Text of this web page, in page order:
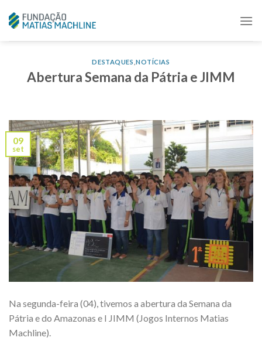
DESTAQUES ,NOTÍCIAS
Abertura Semana da Pátria e JIMM
09
set
Na segunda-feira (04), tivemos a abertura da Semana da
Pátria e do Amazonas e I JIMM (Jogos Internos Matias
Machline).